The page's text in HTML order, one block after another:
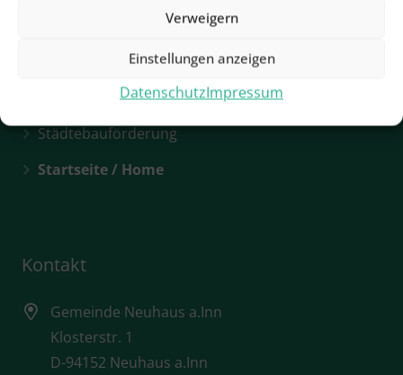
Verweigern
Einstellungen anzeigen
DatenschutzImpressum
Rathaus / Ansprechpartner
Rathaus / Öffnungszeiten
Sehenswürdigkeiten
Städtebauförderung
Startseite / Home
Kontakt
Gemeinde Neuhaus a.Inn
Klosterstr. 1
D-94152 Neuhaus a.Inn